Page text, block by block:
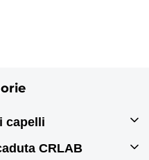
capelli
CRLAB